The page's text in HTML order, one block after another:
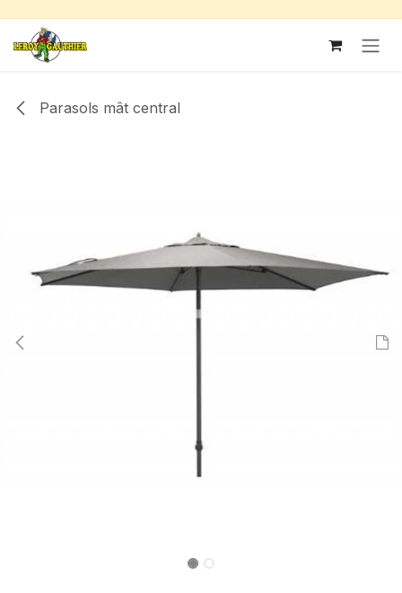
Se rendre au contenu
Parasols mât central